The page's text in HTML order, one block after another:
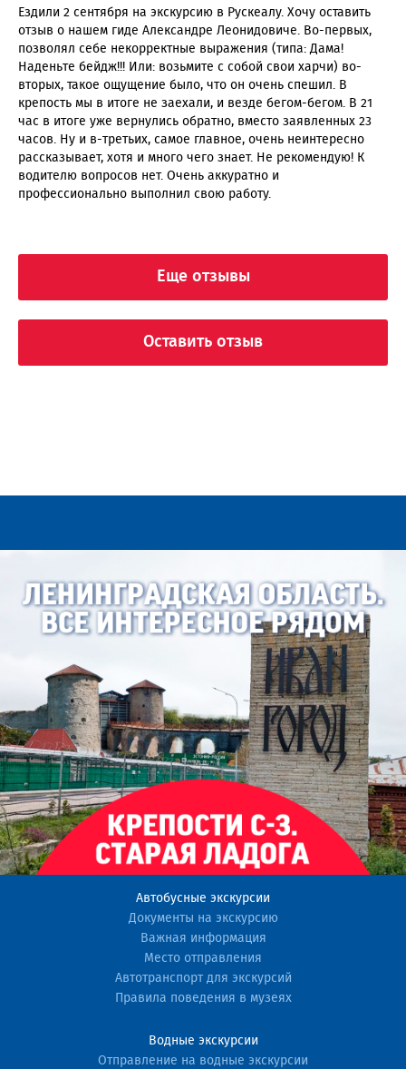
Ездили 2 сентября на экскурсию в Рускеалу. Хочу оставить
отзыв о нашем гиде Александре Леонидовиче. Во-первых,
позволял себе некорректные выражения (типа: Дама!
Наденьте бейдж!!! Или: возьмите с собой свои харчи) во-
вторых, такое ощущение было, что он очень спешил. В
крепость мы в итоге не заехали, и везде бегом-бегом. В 21
час в итоге уже вернулись обратно, вместо заявленных 23
часов. Ну и в-третьих, самое главное, очень неинтересно
рассказывает, хотя и много чего знает. Не рекомендую! К
водителю вопросов нет. Очень аккуратно и
профессионально выполнил свою работу.
Еще отзывы
Оставить отзыв
Автобусные экскурсии
Документы на экскурсию
Важная информация
Место отправления
Автотранспорт для экскурсий
Правила поведения в музеях
Водные экскурсии
Отправление на водные экскурсии